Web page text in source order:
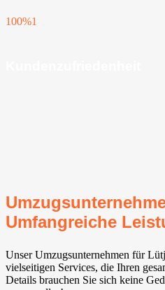
100%1
Umfangreiche
Unser Umzugsunternehmen für
vielseitigen Services, die Ihren
Details brauchen Sie sich keine